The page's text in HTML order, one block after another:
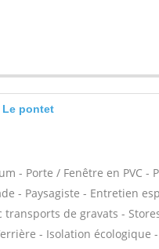
Le pontet
- Porte / Fenêtre en PVC
- Paysagiste - Entretien
de gravats -
- Isolation écologique